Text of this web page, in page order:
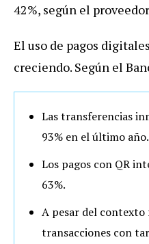
42%, según el
El uso de pagos
creciendo. Según el
Las transferencias
93% en el último año.
Los pagos con QR
63%.
A pesar del contexto
transacciones con